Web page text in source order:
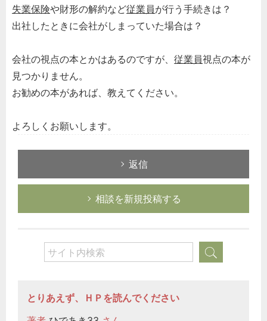
失業保険や財形の解約など従業員が行う手続きは？
出社したときに会社がしまっていた場合は？
会社の視点の本とかはあるのですが、 従業員視点の本が
見つかりません。
お勧めの本があれば、教えてください。
よろしくお願いします。
返信
相談を新規投稿する
とりあえず、ＨＰを読んでください